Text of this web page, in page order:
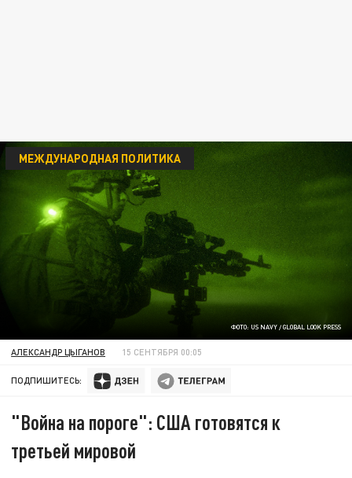
ФОТО: US NAVY / GLOBAL LOOK PRESS
МЕЖДУНАРОДНАЯ ПОЛИТИКА
АЛЕКСАНДР ЦЫГАНОВ 15 СЕНТЯБРЯ 00:05
ПОДПИШИТЕСЬ:
"Война на пороге": США готовятся к
третьей мировой